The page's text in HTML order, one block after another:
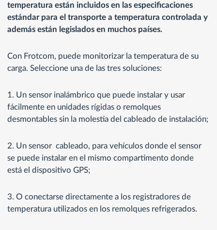
temperatura están incluidos en las especificaciones
estándar para el transporte a temperatura controlada y
además están legislados en muchos países.
Con Frotcom, puede monitorizar la temperatura de su
carga. Seleccione una de las tres soluciones:
1. Un sensor inalámbrico que puede instalar y usar
fácilmente en unidades rígidas o remolques
desmontables sin la molestia del cableado de instalación;
2. Un sensor cableado, para vehículos donde el sensor
se puede instalar en el mismo compartimento donde
está el dispositivo GPS;
3. O conectarse directamente a los registradores de
temperatura utilizados en los remolques refrigerados.